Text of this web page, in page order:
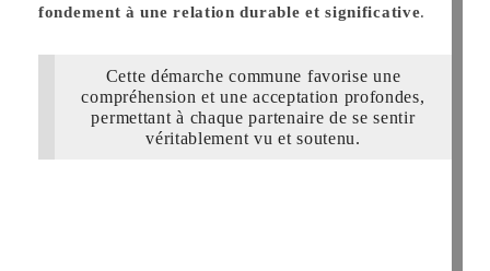
fondement à une relation durable et significative.
Cette démarche commune favorise une
compréhension et une acceptation profondes,
permettant à chaque partenaire de se sentir
véritablement vu et soutenu.